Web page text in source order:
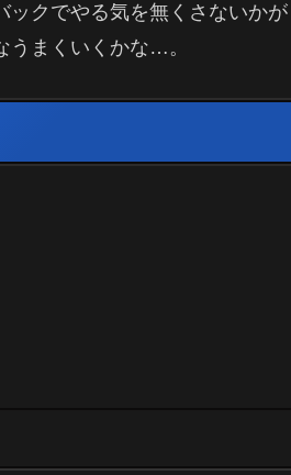
ックでやる気を無くさないかが
まくいくかな…。